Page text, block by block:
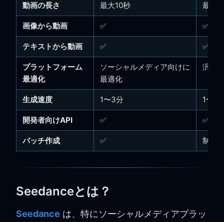
動画の長さ 最大10秒 最大6
画像から動画 ✅ ✅（
テキストから動画 ✅ ✅
プラットフォーム
最適化
ソーシャルメディア向けに
最適化
汎用
生成速度 1〜3分 1〜3
開発者向けAPI ✅ ✅
バッチ作成 ✅ 制限
Seedanceとは？
Seedance は、特にソーシャルメディアプラッ